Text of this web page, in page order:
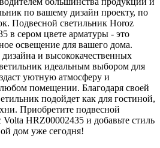
по вашему дизайн проекту, по
Подвесной светильник Horoz
в сером цвете арматуры - это
освещение для вашего дома.
и высококачественных
идеальным выбором для
уютную атмосферу и
помещении. Благодаря своей
подойдет как для гостиной,
Приобретите подвесной
HRZ00002435 и добавьте стиль
дом уже сегодня!